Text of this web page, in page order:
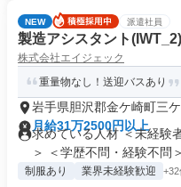
NEW 派遣社員
製造アシスタント(IWT_2)
株式会社エイジェック
重量物なし！送迎バスあり
岩手県胆沢郡金ケ崎町三
月給31万2500円以上
求めている人材 ＜未経験
＞ ＜学歴不問・経験不問＞
制服あり 業界未経験歓迎 +32